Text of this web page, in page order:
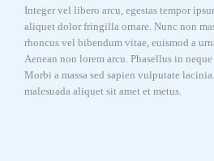
Integer vel libero arcu, egestas tempor
aliquet dolor fringilla ornare. Nunc non
rhoncus vel bibendum vitae, euismod a
Aenean non lorem arcu. Phasellus in
Morbi a massa sed sapien vulputate
malesuada aliquet sit amet et metus.